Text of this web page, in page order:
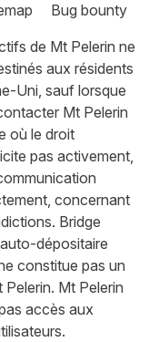
Bug bounty
de Mt Pelerin ne
aux résidents
Uni, sauf lorsque
Mt Pelerin
où le droit
pas activement,
concernant
Bridge
dépositaire
constitue pas un
Mt Pelerin
accès aux